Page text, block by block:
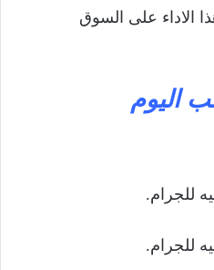
الاداء على السوق
اليوم